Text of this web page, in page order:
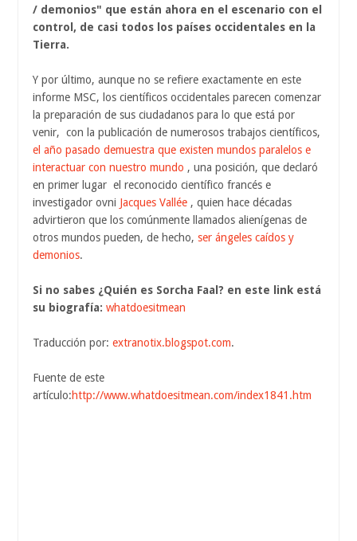
/ demonios" que están ahora en el escenario con el
control, de casi todos los países occidentales en la
Tierra.
Y por último, aunque no se refiere exactamente en este
informe MSC, los científicos occidentales parecen comenzar
la preparación de sus ciudadanos para lo que está por
venir, con la publicación de numerosos trabajos científicos,
el año pasado demuestra que existen mundos paralelos e
interactuar con nuestro mundo , una posición, que declaró
en primer lugar el reconocido científico francés e
investigador ovni Jacques Vallée , quien hace décadas
advirtieron que los comúnmente llamados alienígenas de
otros mundos pueden, de hecho, ser ángeles caídos y
demonios.
Si no sabes ¿Quién es Sorcha Faal? en este link está
su biografía: whatdoesitmean
Traducción por: extranotix.blogspot.com.
Fuente de este
artículo:http://www.whatdoesitmean.com/index1841.htm